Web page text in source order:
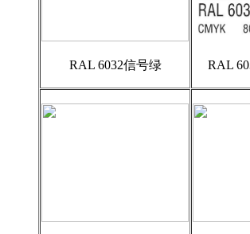
RAL 6032信号绿 RAL